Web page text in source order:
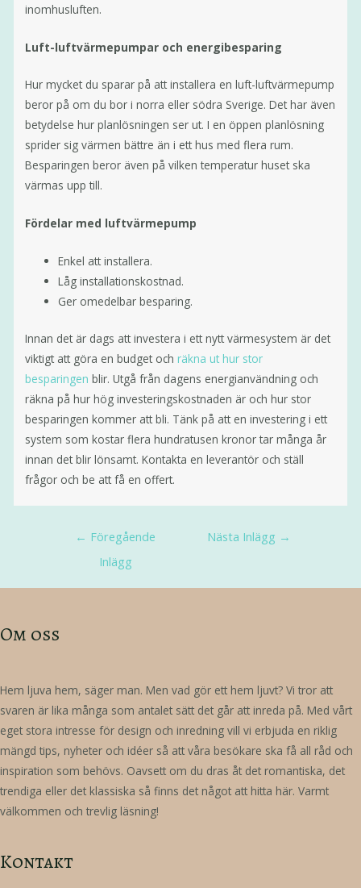
inomhusluften.
Luft-luftvärmepumpar och energibesparing
Hur mycket du sparar på att installera en luft-luftvärmepump
beror på om du bor i norra eller södra Sverige. Det har även
betydelse hur planlösningen ser ut. I en öppen planlösning
sprider sig värmen bättre än i ett hus med flera rum.
Besparingen beror även på vilken temperatur huset ska
värmas upp till.
Fördelar med luftvärmepump
Enkel att installera.
Låg installationskostnad.
Ger omedelbar besparing.
Innan det är dags att investera i ett nytt värmesystem är det
viktigt att göra en budget ochräkna ut hur stor
besparingen blir. Utgå från dagens energianvändning och
räkna på hur hög investeringskostnaden är och hur stor
besparingen kommer att bli. Tänk på att en investering i ett
system som kostar flera hundratusen kronor tar många år
innan det blir lönsamt. Kontakta en leverantör och ställ
frågor och be att få en offert.
← Föregående
Inlägg
Nästa Inlägg →
Om oss
Hem ljuva hem, säger man. Men vad gör ett hem ljuvt? Vi tror att
svaren är lika många som antalet sätt det går att inreda på. Med vårt
eget stora intresse för design och inredning vill vi erbjuda en riklig
mängd tips, nyheter och idéer så att våra besökare ska få all råd och
inspiration som behövs. Oavsett om du dras åt det romantiska, det
trendiga eller det klassiska så finns det något att hitta här. Varmt
välkommen och trevlig läsning!
Kontakt